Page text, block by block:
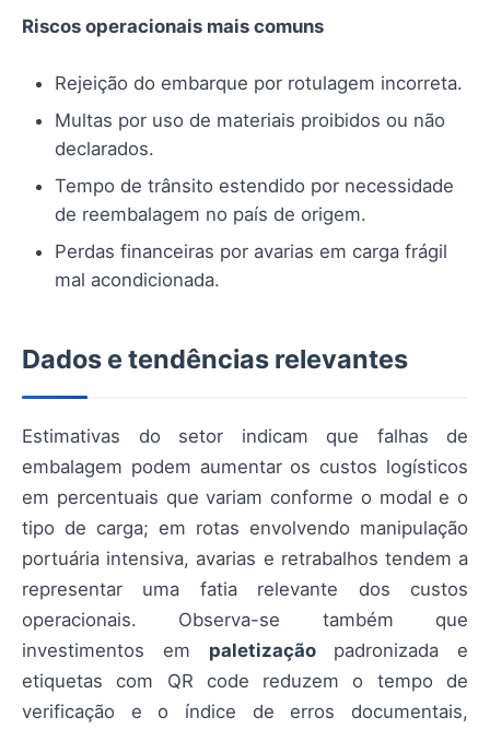
Riscos operacionais mais comuns
Rejeição do embarque por rotulagem incorreta.
Multas por uso de materiais proibidos ou não
declarados.
Tempo de trânsito estendido por necessidade
de reembalagem no país de origem.
Perdas financeiras por avarias em carga frágil
mal acondicionada.
Dados e tendências relevantes
Estimativas do setor indicam que falhas de
embalagem podem aumentar os custos logísticos
em percentuais que variam conforme o modal e o
tipo de carga; em rotas envolvendo manipulação
portuária intensiva, avarias e retrabalhos tendem a
representar uma fatia relevante dos custos
operacionais. Observa-se também que
investimentos em paletizaçãopadronizada e
etiquetas com QR code reduzem o tempo de
verificação e o índice de erros documentais,